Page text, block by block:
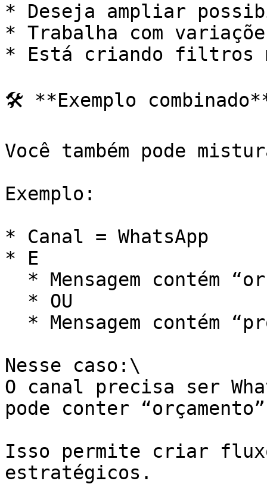
* Deseja ampliar
* Trabalha com
* Está criando filtros
🛠️ **Exemplo
Você também pode
Exemplo:
* Canal = WhatsApp
* E
Nesse caso:\
O canal precisa ser
pode conter
Isso permite criar
estratégicos.